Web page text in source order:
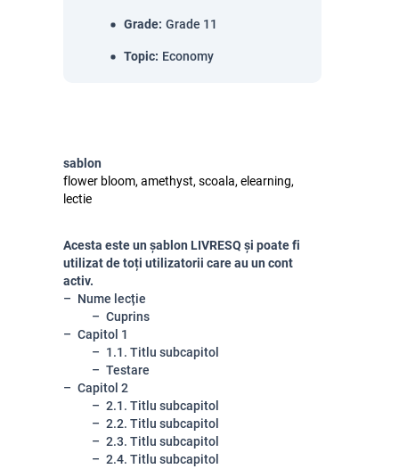
Grade: Grade 11
Topic: Economy
sablon
flower bloom, amethyst, scoala, elearning,
lectie
Acesta este un șablon LIVRESQ și poate fi
utilizat de toți utilizatorii care au un cont
activ.
Nume lecție
Cuprins
Capitol 1
1.1. Titlu subcapitol
Testare
Capitol 2
2.1. Titlu subcapitol
2.2. Titlu subcapitol
2.3. Titlu subcapitol
2.4. Titlu subcapitol